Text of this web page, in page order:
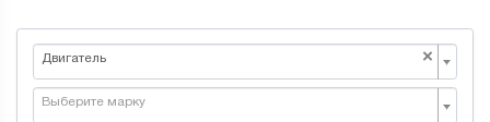
×
Двигатель
Выберите марку